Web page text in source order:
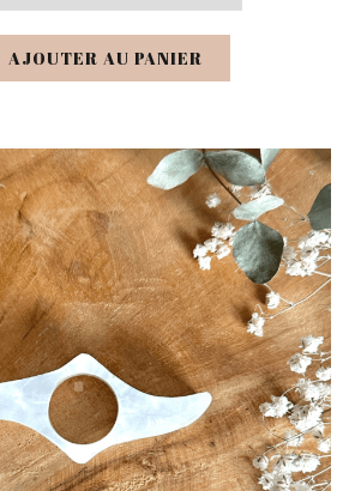
AJOUTER AU PANIER